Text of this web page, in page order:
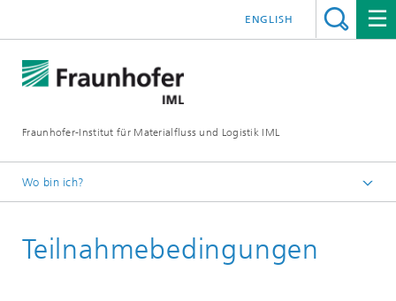
Fraunhofer-Institut für Materialfluss und Logistik IML
ENGLISH
Wo bin ich?
Veranstaltungen
Teilnahmebedingungen